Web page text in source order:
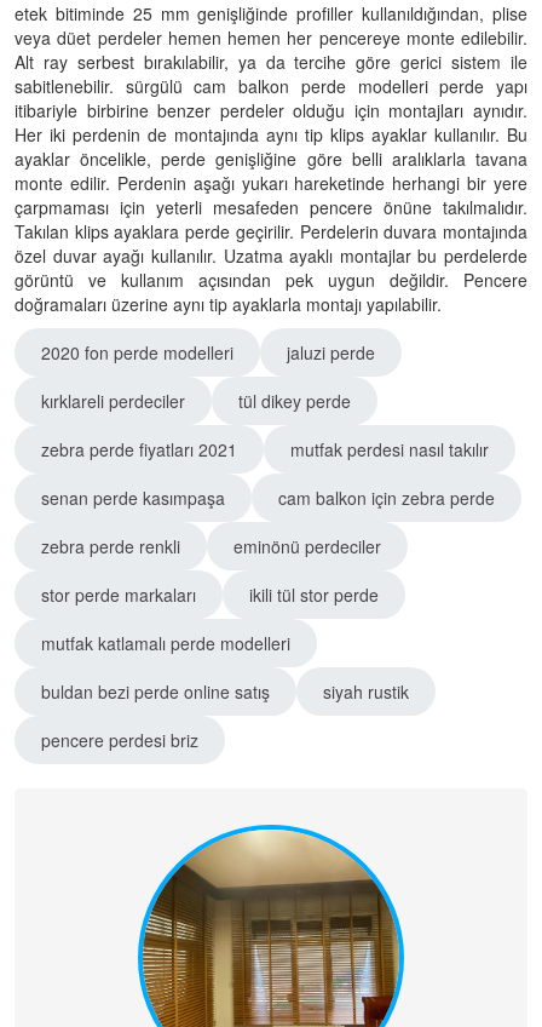
etek bitiminde 25 mm genişliğinde profiller kullanıldığından, plise
veya düet perdeler hemen hemen her pencereye monte edilebilir.
Alt ray serbest bırakılabilir, ya da tercihe göre gerici sistem ile
sabitlenebilir. sürgülü cam balkon perde modelleri perde yapı
itibariyle birbirine benzer perdeler olduğu için montajları aynıdır.
Her iki perdenin de montajında aynı tip klips ayaklar kullanılır. Bu
ayaklar öncelikle, perde genişliğine göre belli aralıklarla tavana
monte edilir. Perdenin aşağı yukarı hareketinde herhangi bir yere
çarpmaması için yeterli mesafeden pencere önüne takılmalıdır.
Takılan klips ayaklara perde geçirilir. Perdelerin duvara montajında
özel duvar ayağı kullanılır. Uzatma ayaklı montajlar bu perdelerde
görüntü ve kullanım açısından pek uygun değildir. Pencere
doğramaları üzerine aynı tip ayaklarla montajı yapılabilir.
2020 fon perde modelleri
jaluzi perde
kırklareli perdeciler
tül dikey perde
zebra perde fiyatları 2021
mutfak perdesi nasıl takılır
senan perde kasımpaşa
cam balkon için zebra perde
zebra perde renkli
eminönü perdeciler
stor perde markaları
ikili tül stor perde
mutfak katlamalı perde modelleri
buldan bezi perde online satış
siyah rustik
pencere perdesi briz